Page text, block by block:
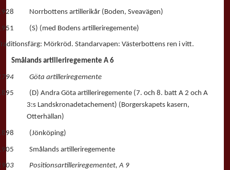
Norrbottens artillerikår (Boden, Sveavägen)
(S) (med Bodens artilleriregemente)
Mörkröd. Standarvapen: Västerbottens ren i vitt.
Smålands artilleriregemente A 6
Göta artilleriregemente
(D) Andra Göta artilleriregemente (7. och 8. batt A 2 och A
3:s Landskronadetachement) (Borgerskapets kasern,
Otterhällan)
(Jönköping)
Smålands artilleriregemente
Positionsartilleriregementet, A 9